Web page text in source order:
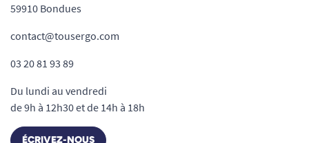
59910 Bondues
contact@tousergo.com
03 20 81 93 89
Du lundi au vendredi
de 9h à 12h30 et de 14h à 18h
ÉCRIVEZ-NOUS